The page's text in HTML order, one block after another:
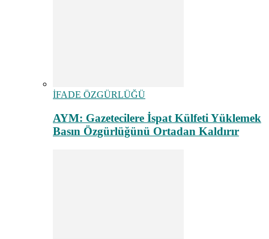
İFADE ÖZGÜRLÜĞÜ
AYM: Gazetecilere İspat Külfeti Yüklemek
Basın Özgürlüğünü Ortadan Kaldırır